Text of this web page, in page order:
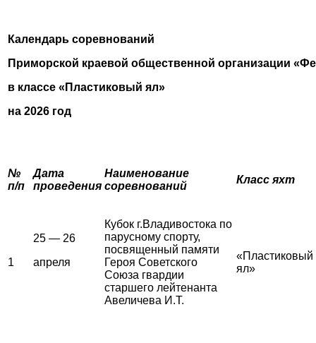
Календарь соревнований
Приморской краевой общественной организации
в классе «Пластиковый ял»
на 2026 год
№
п/п
Дата
проведения
Наименование
соревнований
Класс яхт
1
25 — 26
апреля
Кубок г.Владивостока по
парусному спорту,
посвященный памяти
Героя Советского
Союза гвардии
старшего лейтенанта
Авеличева И.Т.
«Пластиковый
ял»